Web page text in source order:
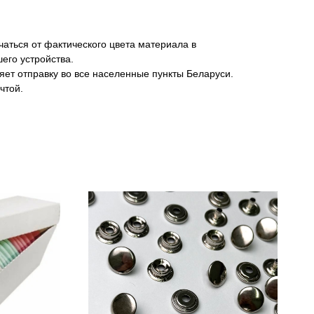
от фактического цвета материала в
устройства.
отправку во все населенные пункты Беларуси.